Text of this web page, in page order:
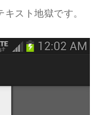
スト地獄です。